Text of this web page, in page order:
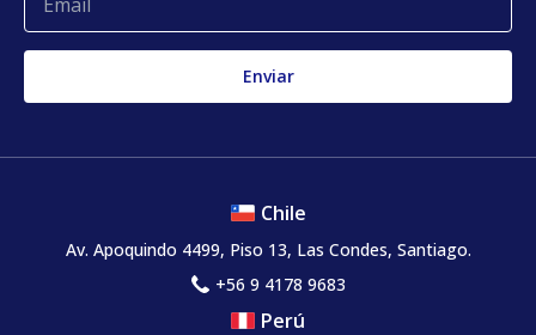
Chile
Av. Apoquindo 4499, Piso 13, Las Condes, Santiago.
+56 9 4178 9683
Perú